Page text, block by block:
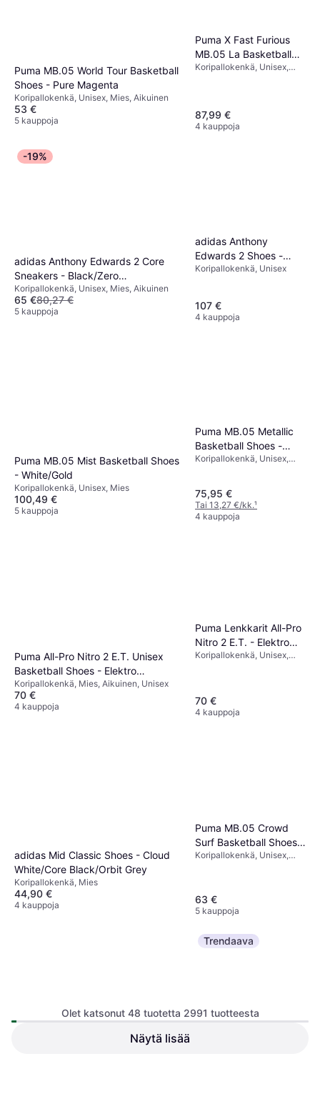
Puma MB.05 World Tour Basketball
Shoes - Pure Magenta
Koripallokenkä, Unisex, Mies, Aikuinen
53 €
5 kauppoja
Puma X Fast Furious
MB.05 La Basketball
Shoes - Heat Fire/Lux
Koripallokenkä, Unisex,
87,99 €
4 kauppoja
-19%
adidas Anthony Edwards 2 Core
Sneakers - Black/Zero
Metallic/Lucid Red
Koripallokenkä, Unisex, Mies, Aikuinen
65 €80,27 €
5 kauppoja
adidas Anthony
Edwards 2 Shoes -
Silver Metallic/Pure
Koripallokenkä, Unisex
107 €
4 kauppoja
Puma MB.05 Mist Basketball Shoes
- White/Gold
Koripallokenkä, Unisex, Mies
100,49 €
5 kauppoja
Puma MB.05 Metallic
Basketball Shoes -
Vibrant Silver/Yellow
Koripallokenkä, Unisex,
75,95 €
Tai 13,27 €/kk.¹
4 kauppoja
Puma All-Pro Nitro 2 E.T. Unisex
Basketball Shoes - Elektro
Blue/Black
Koripallokenkä, Mies, Aikuinen, Unisex
70 €
4 kauppoja
Puma Lenkkarit All-Pro
Nitro 2 E.T. - Elektro
Blue Black
Koripallokenkä, Unisex,
70 €
4 kauppoja
adidas Mid Classic Shoes - Cloud
White/Core Black/Orbit Grey
Koripallokenkä, Mies
44,90 €
4 kauppoja
Puma MB.05 Crowd
Surf Basketball Shoes -
Red/Magenta
Koripallokenkä, Unisex,
63 €
5 kauppoja
adidas Harden Volume 9 Silver
Trendaava
adidas Anthony
Olet katsonut 48 tuotetta 2991 tuotteesta
Näytä lisää